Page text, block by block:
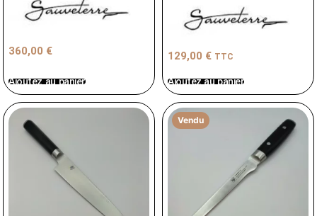
360,00 €
Ajoutez au panier
129,00 € TTC
Ajoutez au panier
Vendu